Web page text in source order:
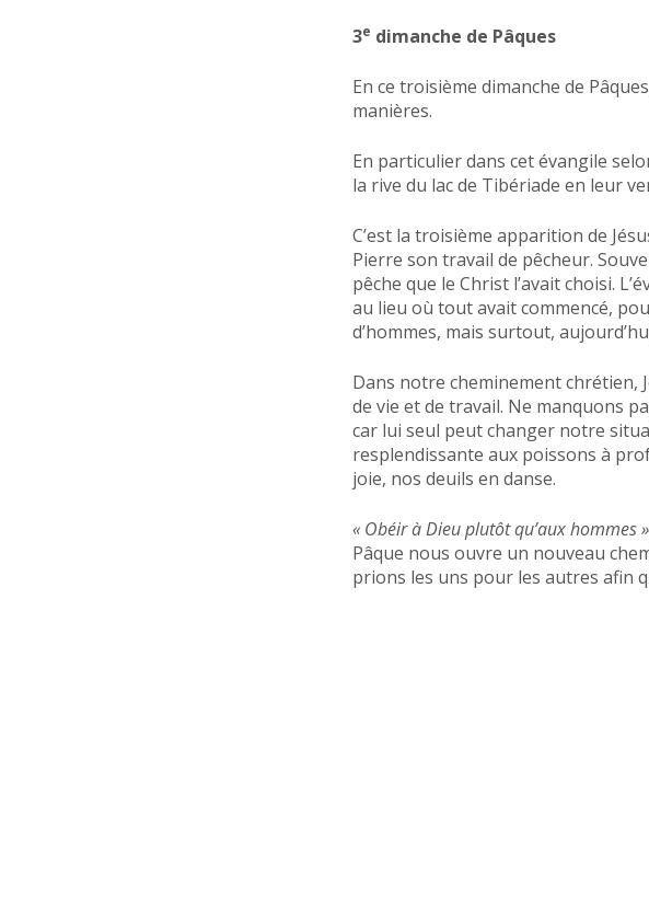
3e dimanche de Pâques
En ce troisième dimanche de
manières.
En particulier dans cet évangile
la rive du lac de Tibériade en leur
C’est la troisième apparition de
Pierre son travail de pêcheur.
pêche que le Christ l’avait choisi.
au lieu où tout avait commencé,
d’hommes, mais surtout,
Dans notre cheminement chrétien,
de vie et de travail. Ne manquons
car lui seul peut changer notre
resplendissante aux poissons à
joie, nos deuils en danse.
« Obéir à Dieu plutôt qu’aux hommes »
Pâque nous ouvre un nouveau
prions les uns pour les autres afin